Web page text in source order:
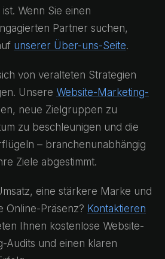
Wenn Sie einen
Partner suchen,
unserer Über-uns-Seite.
von veralteten Strategien
Unsere Website-Marketing-
neue Zielgruppen zu
zu beschleunigen und die
– branchenunabhängig
Ziele abgestimmt.
eine stärkere Marke und
Online-Präsenz? Kontaktieren
Ihnen kostenlose Website-
Audits und einen klaren